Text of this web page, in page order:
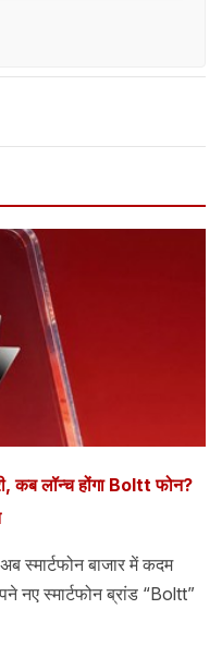
कब लॉन्च होंगा Boltt फोन?
स्मार्टफोन बाजार में कदम
नए स्मार्टफोन ब्रांड “Boltt”